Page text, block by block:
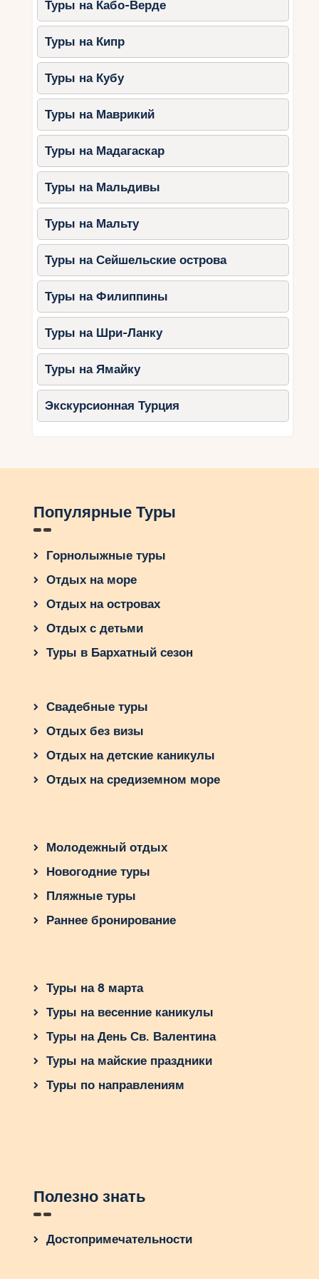
не только замечательный способ провести
время на склонах, но и возможность
погрузиться в уникальную атмосферу этой
зимней страны. Запланируйте свое
приключение и откройте для себя все прелести
Сербии в феврале!
Туры на Кабо-Верде
Туры на Кипр
Туры на Кубу
Туры на Маврикий
Туры на Мадагаскар
Туры на Мальдивы
Туры на Мальту
Туры на Сейшельские острова
Туры на Филиппины
Туры на Шри-Ланку
Туры на Ямайку
Экскурсионная Турция
Популярные Туры
Горнолыжные туры
Отдых на море
Отдых на островах
Отдых с детьми
Туры в Бархатный сезон
Свадебные туры
Отдых без визы
Отдых на детские каникулы
Отдых на средиземном море
Молодежный отдых
Новогодние туры
Пляжные туры
Раннее бронирование
Туры на 8 марта
Туры на весенние каникулы
Туры на День Св. Валентина
Туры на майские праздники
Туры по направлениям
Полезно знать
Достопримечательности